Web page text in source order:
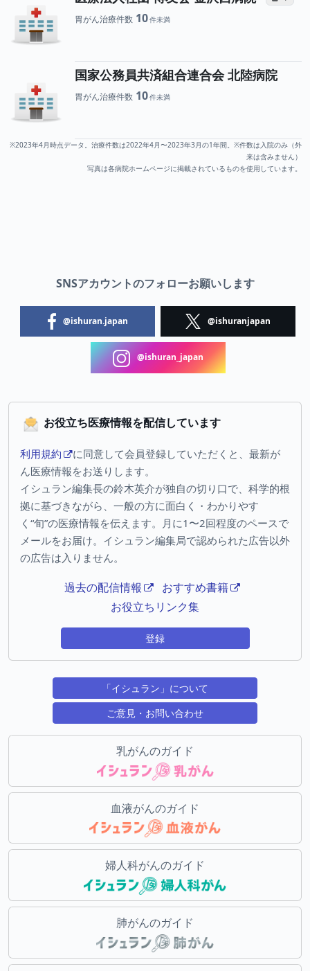
胃がん治療件数 10
国家公務員共済組合連合会 北陸病院
胃がん治療件数 10
※2023年4月時点データ。治療件数は2022年4月〜2023年3月の1年間。※件数は入院のみ（外
来は含みません）
写真は各病院ホームページに掲載されているものを使用しています。
SNSアカウントのフォローお願いします
@ishuran.japan @ishuranjapan
@ishuran_japan
お役立ち医療情報を配信しています
利用規約
に同意して会員登録していただくと、最新が
ん医療情報をお送りします。
イシュラン編集長の鈴木英介が独自の切り口で、科学的根
拠に基づきながら、一般の方に面白く・わかりやす
く“旬”の医療情報を伝えます。月に1〜2回程度のペースで
メールをお届け。イシュラン編集局で認められた広告以外
の広告は入りません。
過去の配信情報
おすすめ書籍
お役立ちリンク集
登録
「イシュラン」について
ご意見・お問い合わせ
乳がんのガイド
血液がんのガイド
婦人科がんのガイド
肺がんのガイド